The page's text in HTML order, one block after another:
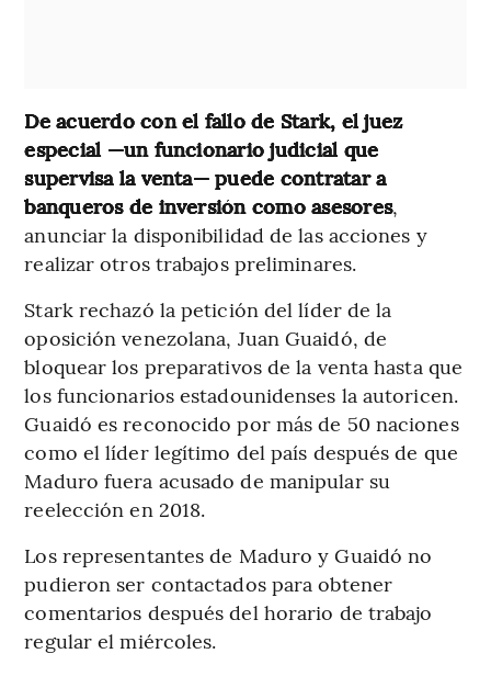
De acuerdo con el fallo de Stark, el juez
especial —un funcionario judicial que
supervisa la venta— puede contratar a
banqueros de inversión como asesores,
anunciar la disponibilidad de las acciones y
realizar otros trabajos preliminares.
Stark rechazó la petición del líder de la
oposición venezolana, Juan Guaidó, de
bloquear los preparativos de la venta hasta que
los funcionarios estadounidenses la autoricen.
Guaidó es reconocido por más de 50 naciones
como el líder legítimo del país después de que
Maduro fuera acusado de manipular su
reelección en 2018.
Los representantes de Maduro y Guaidó no
pudieron ser contactados para obtener
comentarios después del horario de trabajo
regular el miércoles.